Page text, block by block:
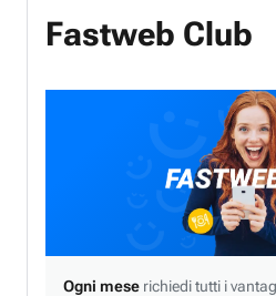
Fastweb Club
Ogni mese richiedi tutti i